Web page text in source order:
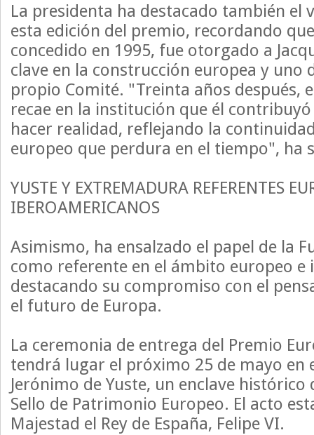
La presidenta ha destacado también el
esta edición del premio, recordando
concedido en 1995, fue otorgado a
clave en la construcción europea y uno
propio Comité. "Treinta años después,
recae en la institución que él
hacer realidad, reflejando la
europeo que perdura en el tiempo", ha
YUSTE Y EXTREMADURA REFERENTES
IBEROAMERICANOS
Asimismo, ha ensalzado el papel de la
como referente en el ámbito europeo e
destacando su compromiso con el
el futuro de Europa.
La ceremonia de entrega del Premio
tendrá lugar el próximo 25 de mayo en
Jerónimo de Yuste, un enclave
Sello de Patrimonio Europeo. El acto
Majestad el Rey de España, Felipe VI.